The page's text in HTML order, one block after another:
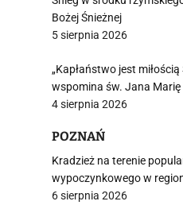
Bożej Śnieżnej
5 sierpnia 2026
„Kapłaństwo jest
wspomina św. Jana Marię
4 sierpnia 2026
POZNAŃ
Kradzież na terenie
wypoczynkowego w
6 sierpnia 2026